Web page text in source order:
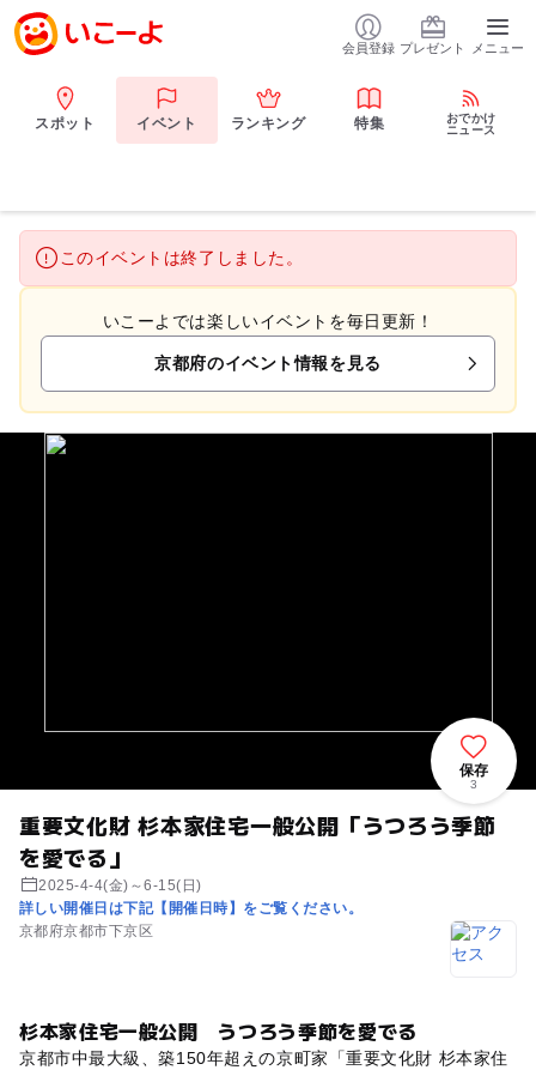
会員登録 プレゼント メニュー
スポット イベント ランキング 特集
おでかけ
ニュース
このイベントは終了しました。
いこーよでは楽しいイベントを毎日更新！
京都府のイベント情報を見る
重要文化財 杉本家住宅一般公開「うつろう季節
を愛でる」
2025-4-4(金)～6-15(日)
詳しい開催日は下記【開催日時】をご覧ください。
京都府京都市下京区
保存
3
杉本家住宅一般公開 うつろう季節を愛でる
京都市中最大級、築150年超えの京町家「重要文化財 杉本家住